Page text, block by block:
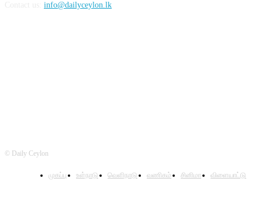
info@dailyceylon.lk
© Daily Ceylon
முகப்பு உள்நாடு வெளிநாடு வணிகம் சினிமா விளையாட்டு